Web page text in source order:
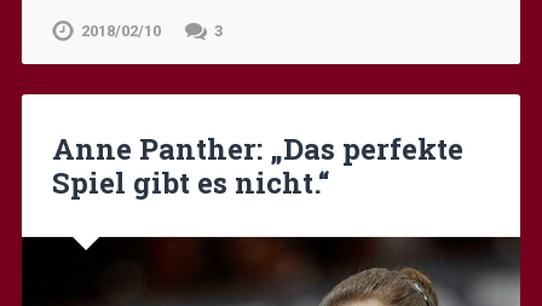
2018/02/10 3
Anne Panther: „Das perfekte
Spiel gibt es nicht.“